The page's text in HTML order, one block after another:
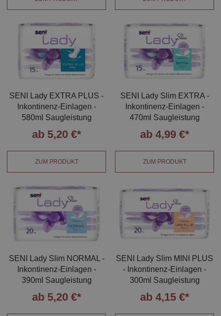
SENI Lady EXTRA PLUS -
Inkontinenz-Einlagen -
580ml Saugleistung
ab 5,20 €*
ZUM PRODUKT
SENI Lady Slim EXTRA -
Inkontinenz-Einlagen -
470ml Saugleistung
ab 4,99 €*
ZUM PRODUKT
SENI Lady Slim NORMAL -
Inkontinenz-Einlagen -
390ml Saugleistung
ab 5,20 €*
SENI Lady Slim MINI PLUS
- Inkontinenz-Einlagen -
300ml Saugleistung
ab 4,15 €*